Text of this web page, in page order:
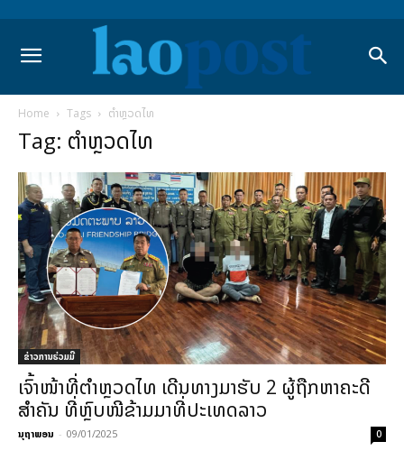
Home Tags ຕຳຫຼວດໄທ
Tag: ຕຳຫຼວດໄທ
ຂ່າວການຮ່ວມມື
ເຈົ້າໜ້າທີ່ຕຳຫຼວດໄທ ເດີນທາງມາຮັບ 2 ຜູ້ຖືກຫາຄະດີ
ສຳຄັນ ທີ່ຫຼົບໜີຂ້າມມາທີ່ປະເທດລາວ
ນຸຖາພອນ - 09/01/2025 0